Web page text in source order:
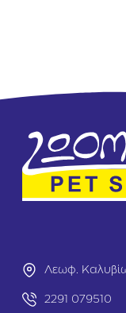
Λεωφ.
2291 079510